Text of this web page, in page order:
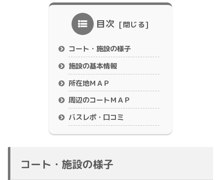
目次
コート・施設の様子
施設の基本情報
所在地ＭＡＰ
周辺のコートＭＡＰ
バスレポ・口コミ
コート・施設の様子